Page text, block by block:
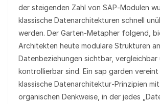
der steigenden Zahl von SAP‑Modulen
klassische Datenarchitekturen schnell
werden. Der Garten‑Metapher folgend,
Architekten heute modulare Strukturen
Datenbeziehungen sichtbar, vergleichbar
kontrollierbar sind. Ein sap garden
klassische Datenarchitektur‑Prinzipien
organischen Denkweise, in der jedes